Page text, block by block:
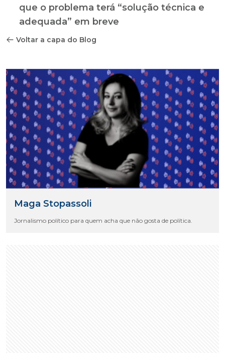
que o problema terá “solução técnica e
adequada” em breve
Voltar a capa do Blog
Maga Stopassoli
Jornalismo político para quem acha que não gosta de política.